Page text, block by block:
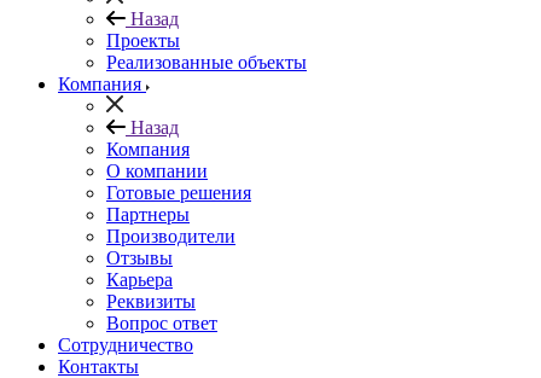
Назад
Проекты
Реализованные объекты
Компания
Назад
Компания
О компании
Готовые решения
Партнеры
Производители
Отзывы
Карьера
Реквизиты
Вопрос ответ
Сотрудничество
Контакты